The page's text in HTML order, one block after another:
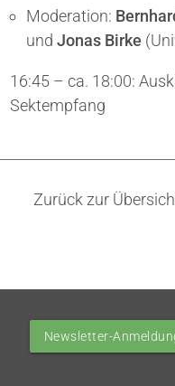
Moderation:
und Jonas Birke
16:45 – ca. 18:00:
Sektempfang
Zurück zur
Newsletter-